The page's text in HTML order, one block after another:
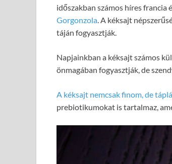
időszakban számos híres francia
Gorgonzola . A kéksajt
táján fogyasztják.
Napjainkban a kéksajt számos
önmagában fogyasztják, de
A kéksajt nemcsak finom, de
prebiotikumokat is tartalmaz,